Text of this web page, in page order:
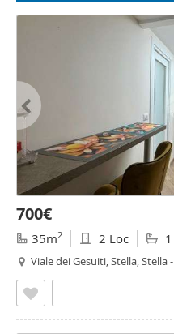
700€
35m2 2 Loc
Viale dei Gesuiti, Stella, Stella